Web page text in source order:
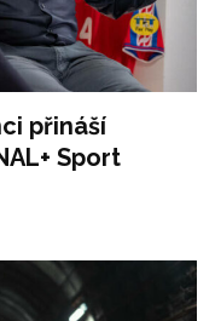
přináší
Sport